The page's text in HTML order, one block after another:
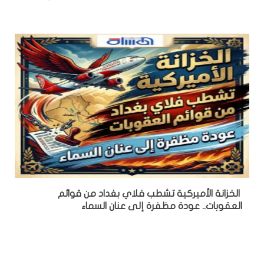
الخزانة الأميركية تشطب فلاي بغداد من قوائم
العقوبات.. عودة مظفرة إلى عنان السماء